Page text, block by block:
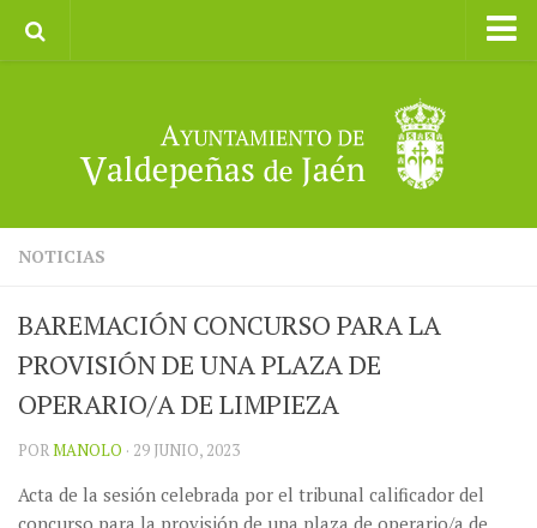
II CXM ROMPEALBARCAS 2023
NOTICIAS
BAREMACIÓN CONCURSO PARA LA
PROVISIÓN DE UNA PLAZA DE
OPERARIO/A DE LIMPIEZA
PORMANOLO · 29 JUNIO, 2023
Acta de la sesión celebrada por el tribunal calificador del
concurso para la provisión de una plaza de operario/a de